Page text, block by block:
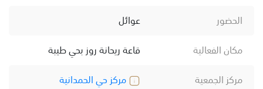
الحضور
عوائل
مكان الفعالية
قاعة ريحانة روز بحي طيبة
مركز الجمعية
مركز حي الحمدانية